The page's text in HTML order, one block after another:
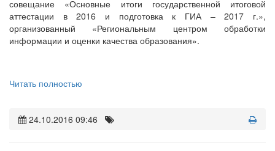
совещание «Основные итоги государственной итоговой
аттестации в 2016 и подготовка к ГИА – 2017 г.»,
организованный «Региональным центром обработки
информации и оценки качества образования».
Читать полностью
24.10.2016 09:46